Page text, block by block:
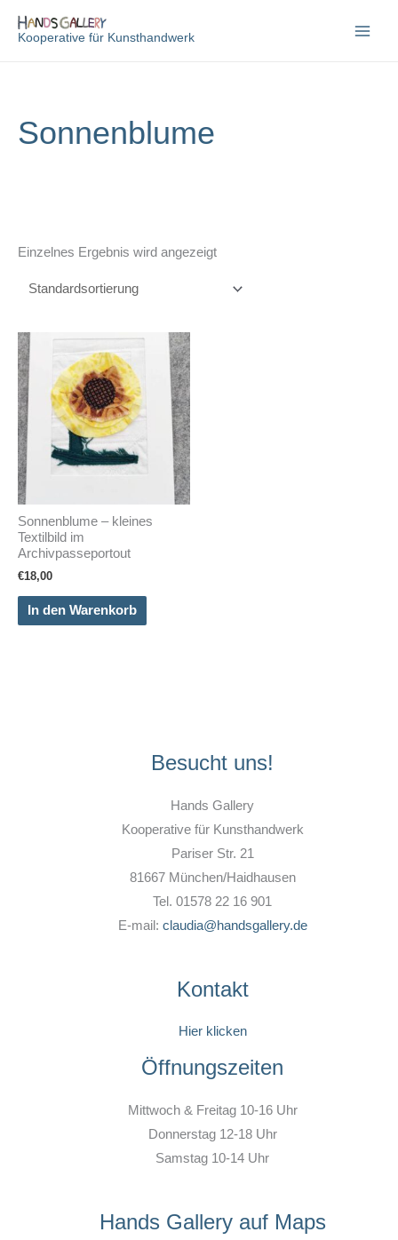
InhaltKooperative für Kunsthandwerk
Sonnenblume
Einzelnes Ergebnis wird angezeigt
Sonnenblume – kleines
Textilbild im
Archivpasseportout
€18,00
In den Warenkorb
Besucht uns!
Hands Gallery
Kooperative für Kunsthandwerk
Pariser Str. 21
81667 München/Haidhausen
Tel. 01578 22 16 901
E-mail: claudia@handsgallery.de
Kontakt
Hier klicken
Öffnungszeiten
Mittwoch & Freitag 10-16 Uhr
Donnerstag 12-18 Uhr
Samstag 10-14 Uhr
Hands Gallery auf Maps